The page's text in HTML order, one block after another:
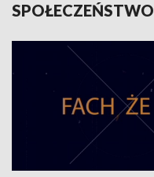
SPOŁECZEŃSTWO